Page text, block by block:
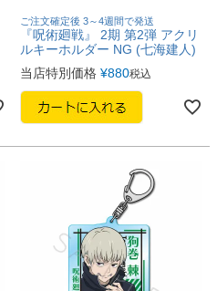
ご注文確定後 3～4週間で発送
『呪術廻戦』 2期 第2弾 アクリ
ルキーホルダー NG (七海建人)
当店特別価格 ¥880税込